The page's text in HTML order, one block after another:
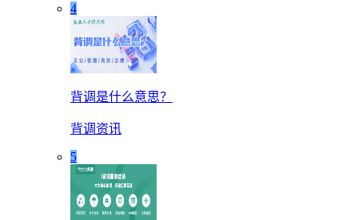
4
背调是什么意思？
背调资讯
5